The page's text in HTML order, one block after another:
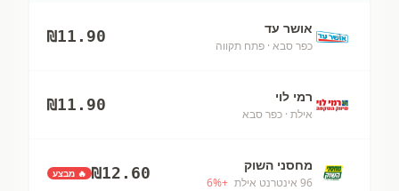
אושר עד
כפר סבא · פתח תקווה
₪11.90
רמי לוי
אילת · כפר סבא
₪11.90
מחסני השוק
96 אינטרנט אילת +
6%
₪12.60 🔥 מבצע